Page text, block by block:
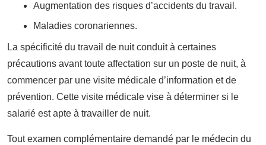
Augmentation des risques d’accidents du travail.
Maladies coronariennes.
La spécificité du travail de nuit conduit à certaines
précautions avant toute affectation sur un poste de nuit, à
commencer par une visite médicale d’information et de
prévention. Cette visite médicale vise à déterminer si le
salarié est apte à travailler de nuit.
Tout examen complémentaire demandé par le médecin du